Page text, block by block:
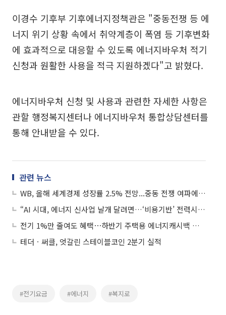
이경수 기후부 기후에너지정책관은 "중동전쟁 등 에
너지 위기 상황 속에서 취약계층이 폭염 등 기후변화
에 효과적으로 대응할 수 있도록 에너지바우처 적기
신청과 원활한 사용을 적극 지원하겠다"고 밝혔다.
에너지바우처 신청 및 사용과 관련한 자세한 사항은
관할 행정복지센터나 에너지바우처 통합상담센터를
통해 안내받을 수 있다.
관련 뉴스
WB, 올해 세계경제 성장률 2.5% 전망...중동 전쟁 여파에 전년比 0.4%p↓
“AI 시대, 에너지 신사업 날개 달려면…‘비용기반’ 전력시장 손질해야”
전기 1%만 줄여도 혜택⋯하반기 주택용 에너지캐시백 최대 120원 지급
테더ㆍ써클, 엇갈린 스테이블코인 2분기 실적
#전기요금 #에너지 #복지로